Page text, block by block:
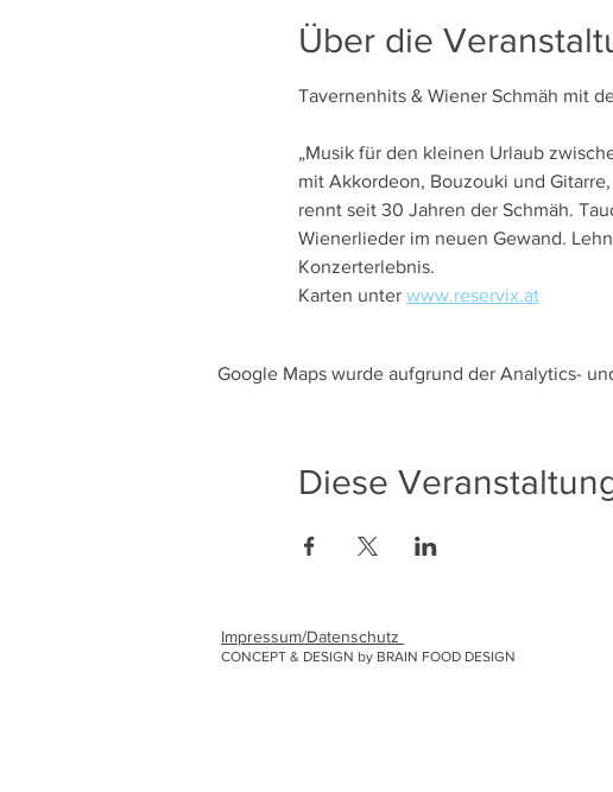
Über die
Tavernenhits & Wiener Schmäh mit
„Musik für den kleinen Urlaub
mit Akkordeon, Bouzouki und
rennt seit 30 Jahren der Schmäh.
Wienerlieder im neuen Gewand.
Konzerterlebnis.
Karten unter www.reservix.at
Google Maps wurde aufgrund der Analytics-
Diese
Impressum/Datenschutz
CONCEPT & DESIGN by BRAIN FOOD DESIGN